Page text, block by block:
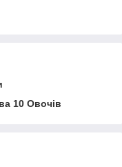
10 Овочів